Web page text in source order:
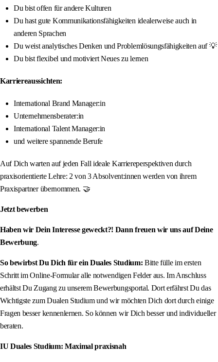
Du bist offen für andere Kulturen
Du hast gute Kommunikationsfähigkeiten idealerweise auch in
anderen Sprachen
Du weist analytisches Denken und Problemlösungsfähigkeiten auf 💡
Du bist flexibel und motiviert Neues zu lernen
Karriereaussichten:
International Brand Manager:in
Unternehmensberater:in
International Talent Manager:in
und weitere spannende Berufe
Auf Dich warten auf jeden Fall ideale Karriereperspektiven durch
praxisorientierte Lehre: 2 von 3 Absolvent:innen werden von ihrem
Praxispartner übernommen. 🤝
Jetzt bewerben
Haben wir Dein Interesse geweckt?! Dann freuen wir uns auf Deine
Bewerbung.
So bewirbst Du Dich für ein Duales Studium: Bitte fülle im ersten
Schritt im Online-Formular alle notwendigen Felder aus. Im Anschluss
erhältst Du Zugang zu unserem Bewerbungsportal. Dort erfährst Du das
Wichtigste zum Dualen Studium und wir möchten Dich dort durch einige
Fragen besser kennenlernen. So können wir Dich besser und individueller
beraten.
IU Duales Studium: Maximal praxisnah